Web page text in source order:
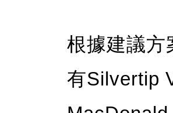
根據建議方
有Silvertip